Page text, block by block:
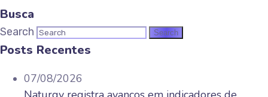
Busca
Search
Posts Recentes
07/08/2026